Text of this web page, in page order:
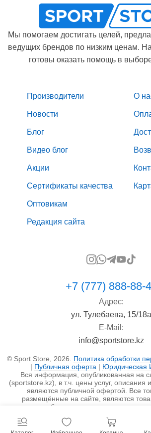
Мы помогаем достигать целей,
ведущих брендов по низким ценам.
готовы оказать помощь в
Производители
Новости
Блог
Видео блог
Акции
Сертификаты качества
Оптовикам
Редакция сайта
О
+7 (777) 888-88-
Адрес:
ул. Тулебаева, 15/18а
E-Mail:
info@sportstore.kz
© Sport Store, 2026. Политика обработки
| Публичная оферта | Юридическая
Вся информация, опубликованная на
(sportstore.kz), в т.ч. цены услуг, описания
являются публичной офертой. Все
размещённые на сайте, являются
правообладателя и используются